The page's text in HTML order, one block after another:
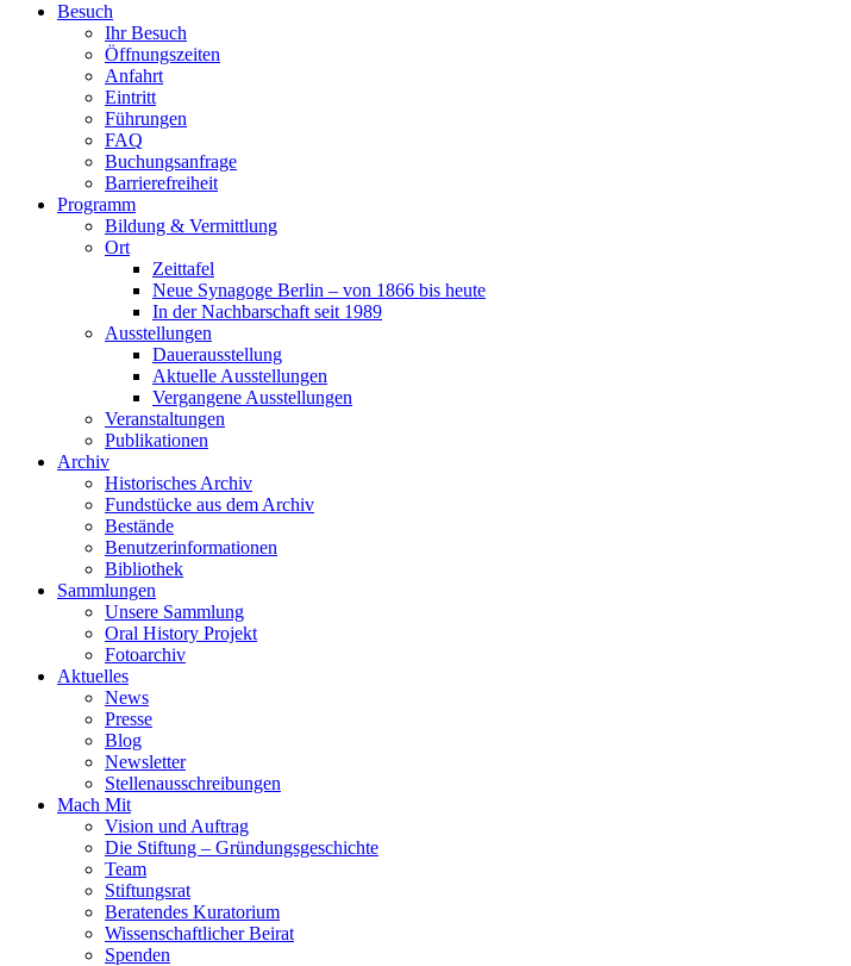
Besuch
Ihr Besuch
Öffnungszeiten
Anfahrt
Eintritt
Führungen
FAQ
Buchungsanfrage
Barrierefreiheit
Programm
Bildung & Vermittlung
Ort
Zeittafel
Neue Synagoge Berlin – von 1866 bis heute
In der Nachbarschaft seit 1989
Ausstellungen
Dauerausstellung
Aktuelle Ausstellungen
Vergangene Ausstellungen
Veranstaltungen
Publikationen
Archiv
Historisches Archiv
Fundstücke aus dem Archiv
Bestände
Benutzerinformationen
Bibliothek
Sammlungen
Unsere Sammlung
Oral History Projekt
Fotoarchiv
Aktuelles
News
Presse
Blog
Newsletter
Stellenausschreibungen
Mach Mit
Vision und Auftrag
Die Stiftung – Gründungsgeschichte
Team
Stiftungsrat
Beratendes Kuratorium
Wissenschaftlicher Beirat
Spenden